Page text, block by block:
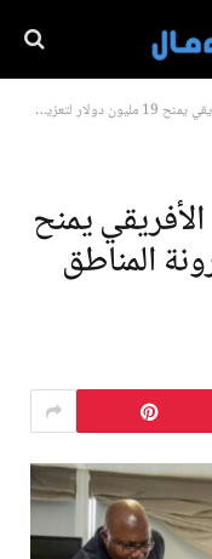
المناطق الحضرية
يمنح
المناطق